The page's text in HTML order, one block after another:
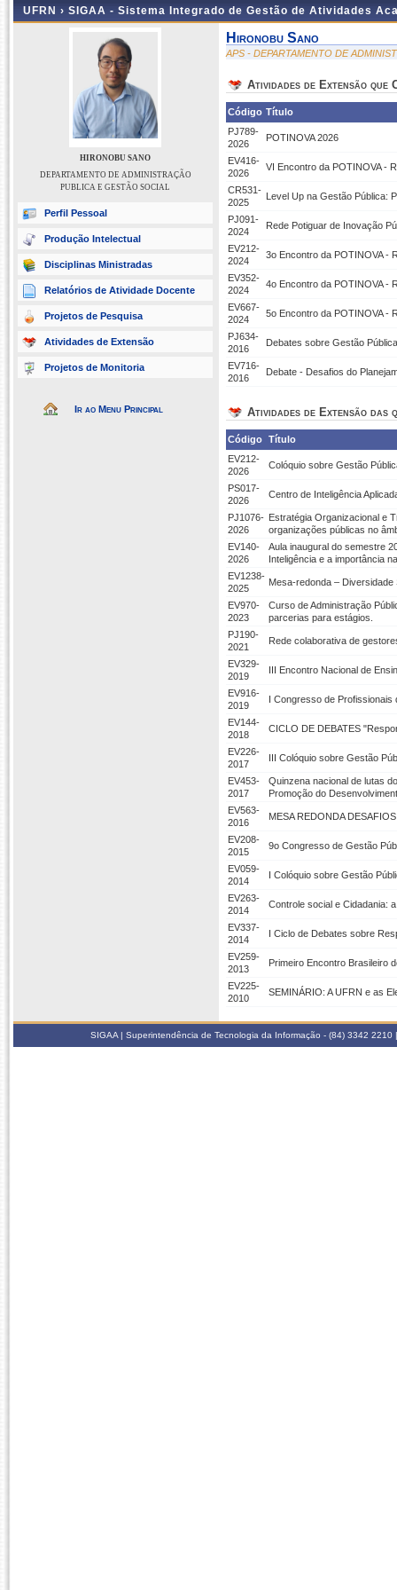
UFRN › SIGAA - Sistema Integrado de Gestão de Atividades
HIRONOBU SANO
DEPARTAMENTO DE ADMINISTRAÇÃO
PUBLICA E GESTÃO SOCIAL
Perfil Pessoal
Produção Intelectual
Disciplinas Ministradas
Relatórios de Atividade Docente
Projetos de Pesquisa
Atividades de Extensão
Projetos de Monitoria
Ir ao Menu Principal
Hironobu Sano
APS - DEPARTAMENTO DE
Atividades de Extensão que
Código Título
PJ789-
2026
POTINOVA 2026
EV416-
2026
VI Encontro da POTINOVA -
CR531-
2025
Level Up na Gestão Pública:
PJ091-
2024
Rede Potiguar de Inovação
EV212-
2024
3o Encontro da POTINOVA -
EV352-
2024
4o Encontro da POTINOVA -
EV667-
2024
5o Encontro da POTINOVA -
PJ634-
2016
Debates sobre Gestão Pública
EV716-
2016
Debate - Desafios do
Atividades de Extensão das
Código Título
EV212-
2026
Colóquio sobre Gestão
PS017-
2026
Centro de Inteligência
PJ1076-
2026
Estratégia Organizacional e
organizações públicas no
EV140-
2026
Aula inaugural do semestre
Inteligência e a importância
EV1238-
2025
Mesa-redonda –
EV970-
2023
Curso de Administração
parcerias para estágios.
PJ190-
2021
Rede colaborativa de
EV329-
2019
III Encontro Nacional de
EV916-
2019
I Congresso de Profissionais
EV144-
2018
CICLO DE DEBATES
EV226-
2017
III Colóquio sobre Gestão
EV453-
2017
Quinzena nacional de lutas
Promoção do
EV563-
2016
MESA REDONDA
EV208-
2015
9o Congresso de Gestão
EV059-
2014
I Colóquio sobre Gestão
EV263-
2014
Controle social e Cidadania:
EV337-
2014
I Ciclo de Debates sobre
EV259-
2013
Primeiro Encontro Brasileiro
EV225-
2010
SEMINÁRIO: A UFRN e as
SIGAA | Superintendência de Tecnologia da Informação - (84) 3342